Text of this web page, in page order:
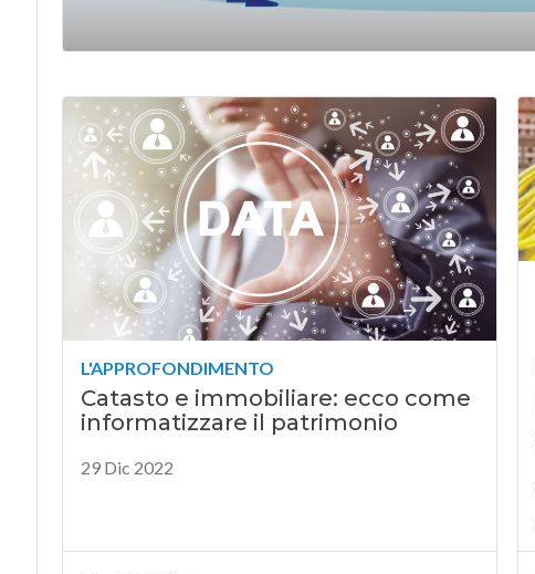
L'APPROFONDIMENTO
Catasto e immobiliare: ecco come
informatizzare il patrimonio
29 Dic 2022